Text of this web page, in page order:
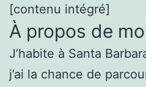
[contenu intégré]
À propos de
J’habite à Santa
j’ai la chance de